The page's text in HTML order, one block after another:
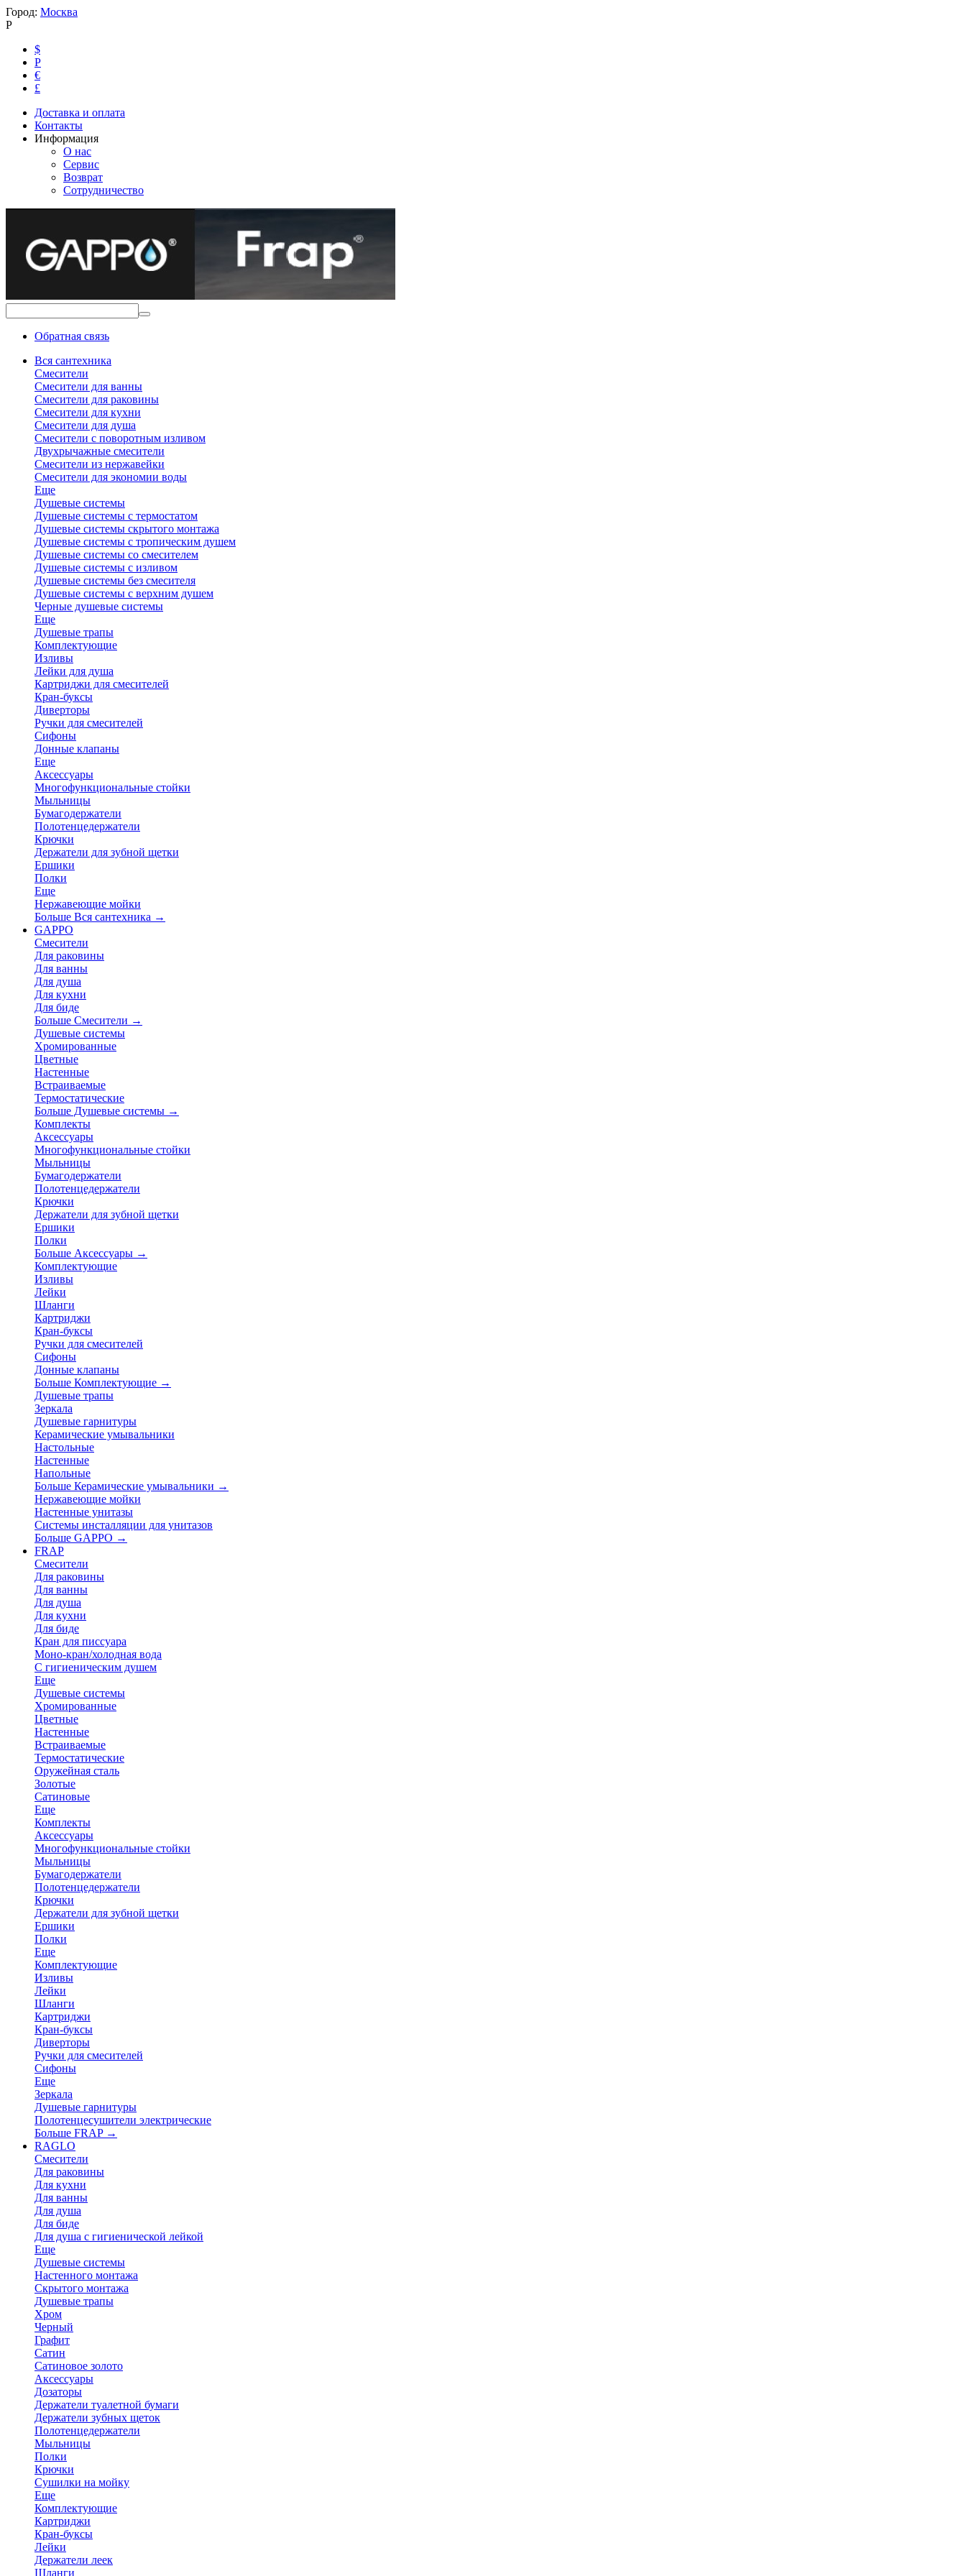
Город: Москва
Р
$
Р
€
£
Доставка и оплата
Контакты
Информация
О нас
Сервис
Возврат
Сотрудничество
Обратная связь
Вся сантехника
Смесители
Смесители для ванны
Смесители для раковины
Смесители для кухни
Смесители для душа
Смесители с поворотным изливом
Двухрычажные смесители
Смесители из нержавейки
Смесители для экономии воды
Еще
Душевые системы
Душевые системы с термостатом
Душевые системы скрытого монтажа
Душевые системы с тропическим душем
Душевые системы со смесителем
Душевые системы с изливом
Душевые системы без смесителя
Душевые системы с верхним душем
Черные душевые системы
Еще
Душевые трапы
Комплектующие
Изливы
Лейки для душа
Картриджи для смесителей
Кран-буксы
Диверторы
Ручки для смесителей
Сифоны
Донные клапаны
Еще
Аксессуары
Многофункциональные стойки
Мыльницы
Бумагодержатели
Полотенцедержатели
Крючки
Держатели для зубной щетки
Ершики
Полки
Еще
Нержавеющие мойки
Больше Вся сантехника →
GAPPO
Смесители
Для раковины
Для ванны
Для душа
Для кухни
Для биде
Больше Смесители →
Душевые системы
Хромированные
Цветные
Настенные
Встраиваемые
Термостатические
Больше Душевые системы →
Комплекты
Аксессуары
Многофункциональные стойки
Мыльницы
Бумагодержатели
Полотенцедержатели
Крючки
Держатели для зубной щетки
Ершики
Полки
Больше Аксессуары →
Комплектующие
Изливы
Лейки
Шланги
Картриджи
Кран-буксы
Ручки для смесителей
Сифоны
Донные клапаны
Больше Комплектующие →
Душевые трапы
Зеркала
Душевые гарнитуры
Керамические умывальники
Настольные
Настенные
Напольные
Больше Керамические умывальники →
Нержавеющие мойки
Настенные унитазы
Системы инсталляции для унитазов
Больше GAPPO →
FRAP
Смесители
Для раковины
Для ванны
Для душа
Для кухни
Для биде
Кран для писсуара
Моно-кран/холодная вода
С гигиеническим душем
Еще
Душевые системы
Хромированные
Цветные
Настенные
Встраиваемые
Термостатические
Оружейная сталь
Золотые
Сатиновые
Еще
Комплекты
Аксессуары
Многофункциональные стойки
Мыльницы
Бумагодержатели
Полотенцедержатели
Крючки
Держатели для зубной щетки
Ершики
Полки
Еще
Комплектующие
Изливы
Лейки
Шланги
Картриджи
Кран-буксы
Диверторы
Ручки для смесителей
Сифоны
Еще
Зеркала
Душевые гарнитуры
Полотенцесушители электрические
Больше FRAP →
RAGLO
Смесители
Для раковины
Для кухни
Для ванны
Для душа
Для биде
Для душа с гигиенической лейкой
Еще
Душевые системы
Настенного монтажа
Скрытого монтажа
Душевые трапы
Хром
Черный
Графит
Сатин
Сатиновое золото
Аксессуары
Дозаторы
Держатели туалетной бумаги
Держатели зубных щеток
Полотенцедержатели
Мыльницы
Полки
Крючки
Сушилки на мойку
Еще
Комплектующие
Картриджи
Кран-буксы
Лейки
Держатели леек
Шланги